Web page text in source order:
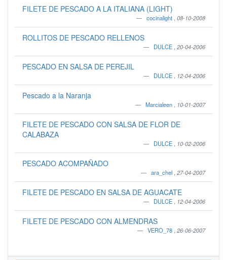
FILETE DE PESCADO A LA ITALIANA (LIGHT)
cocinalight 08-10-2008
ROLLITOS DE PESCADO RELLENOS
DULCE 20-04-2006
PESCADO EN SALSA DE PEREJIL
DULCE 12-04-2006
Pescado a la Naranja
Marcialeen 10-01-2007
FILETE DE PESCADO CON SALSA DE FLOR DE
CALABAZA
DULCE 10-02-2006
PESCADO ACOMPAÑADO
ara_chel 27-04-2007
FILETE DE PESCADO EN SALSA DE AGUACATE
DULCE 12-04-2006
FILETE DE PESCADO CON ALMENDRAS
VERO_78 26-06-2007